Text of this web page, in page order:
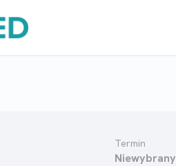
Termin
Niewybrany